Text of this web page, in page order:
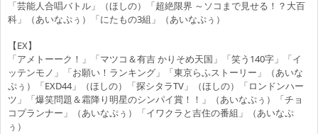
「芸能人合唱バトル」（ほしの）「超絶限界 ～ソコまで見せる！？大百
科」（あいなぷぅ）「にたもの3組」（あいなぷぅ）
【EX】
「アメトーーク！」「マツコ＆有吉 かりそめ天国」「笑う140字」「イ
ッテンモノ」「お願い！ランキング」「東京らふストーリー」（あいな
ぷぅ）「EXD44」（ほしの）「探シタラTV」（ほしの）「ロンドンハー
ツ」「爆笑問題＆霜降り明星のシンパイ賞！！」（あいなぷぅ）「チョ
コプランナー」（あいなぷぅ）「イワクラと吉住の番組」（あいなぷ
ぅ）